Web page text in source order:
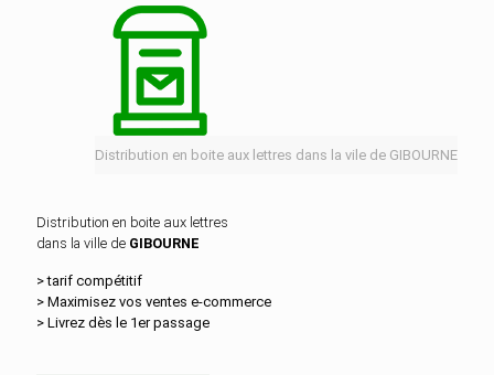
Distribution en boite aux lettres dans la vile de GIBOURNE
Distribution en boite aux lettres
dans la ville de GIBOURNE
> tarif compétitif
> Maximisez vos ventes e‑commerce
> Livrez dès le 1er passage